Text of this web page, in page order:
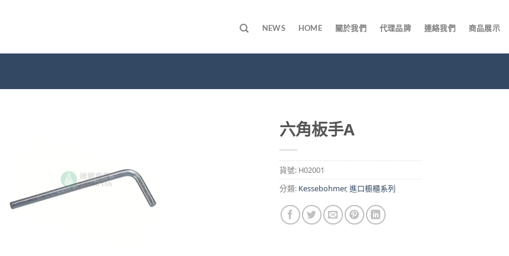
NEWS HOME 關於我們 代理品牌 連絡我們 商品展示
六角板手A
貨號: H02001
分類: Kessebohmer,進口櫥櫃系列